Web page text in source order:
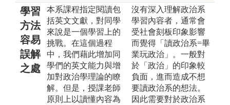
學習
方法
容易
誤解
之處
本系課程指定閱讀包
括英文文獻，對同學
來說是一個學習上的
挑戰。在這個過程
中，我們藉此增加同
學們的英文能力與增
加對政治學理論的瞭
解。但是，授課老師
原則上以讀懂內容為
沒有深入理解政治系
學習內容者，通常會
受社會刻板印象影響
而覺得「讀政治系=畢
業玩政治」。一般對
於「政治」的印象較
負面，進而造成不想
要讀政治系的想法。
因此需要對於政治系